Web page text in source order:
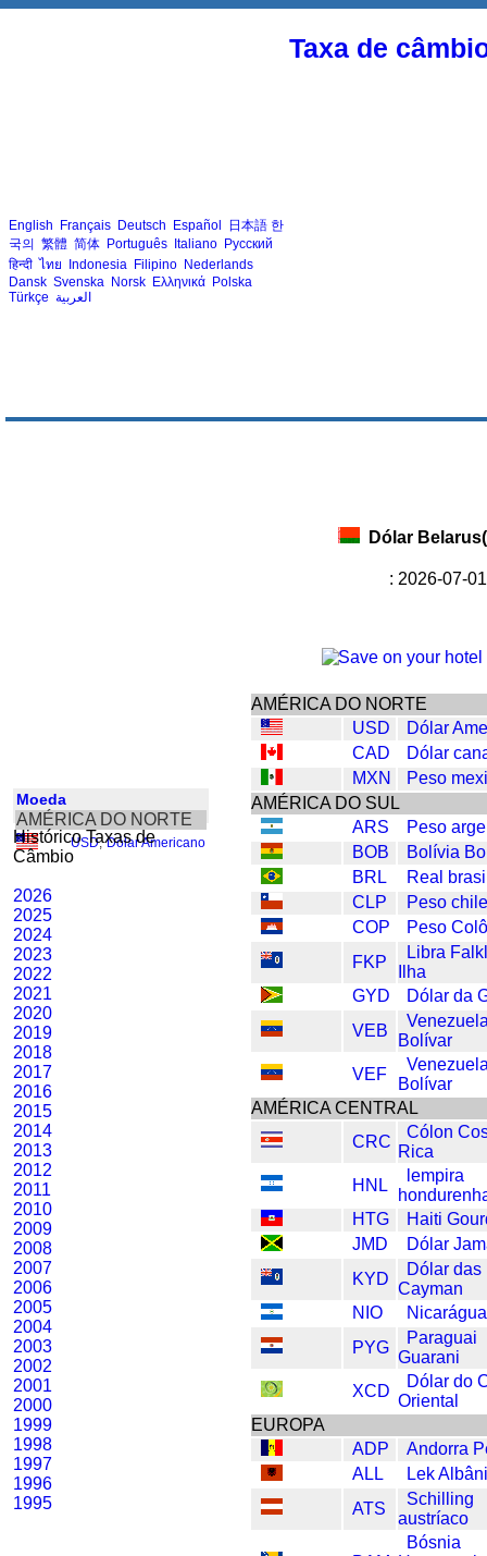
Taxa de
English Français Deutsch Español 日本語 한
국의 繁體 简体 Português Italiano Русский
हिन्दी ไทย Indonesia Filipino Nederlands
Dansk Svenska Norsk Ελληνικά Polska
Türkçe العربية
Moeda
AMÉRICA DO NORTE
USD, Dólar Americano
Histórico Taxas de
Câmbio
2026
2025
2024
2023
2022
2021
2020
2019
2018
2017
2016
2015
2014
2013
2012
2011
2010
2009
2008
2007
2006
2005
2004
2003
2002
2001
2000
1999
1998
1997
1996
1995
Dólar
: 2026-07-
AMÉRICA DO NORTE
USD
Dólar
CAD
Dólar
MXN
Peso
AMÉRICA DO SUL
ARS
Peso
BOB
Bolívia
BRL
Real
CLP
Peso
COP
Peso
FKP
Libra
Ilha
GYD
Dólar da
VEB
Bolívar
VEF
Bolívar
AMÉRICA CENTRAL
CRC
Cólon
Rica
HNL
lempira
HTG
Haiti
JMD
Dólar
KYD
Dólar das
Cayman
NIO
PYG
Paraguai
Guarani
XCD
Dólar do
Oriental
EUROPA
ADP
Andorra
ALL
Lek
ATS
Schilling
austríaco
Bósnia